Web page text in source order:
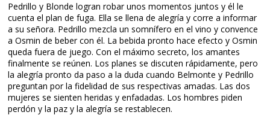
Pedrillo y Blonde logran robar unos momentos juntos y él le
cuenta el plan de fuga. Ella se llena de alegría y corre a informar
a su señora. Pedrillo mezcla un somnífero en el vino y convence
a Osmin de beber con él. La bebida pronto hace efecto y Osmin
queda fuera de juego. Con el máximo secreto, los amantes
finalmente se reúnen. Los planes se discuten rápidamente, pero
la alegría pronto da paso a la duda cuando Belmonte y Pedrillo
preguntan por la fidelidad de sus respectivas amadas. Las dos
mujeres se sienten heridas y enfadadas. Los hombres piden
perdón y la paz y la alegría se restablecen.